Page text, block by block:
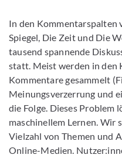
In den Kommentarspalten
Spiegel, Die Zeit und Die
tausend spannende
statt. Meist werden in den
Kommentare gesammelt
Meinungsverzerrung und
die Folge. Dieses Problem
maschinellem Lernen. Wir
Vielzahl von Themen und
Online-Medien.